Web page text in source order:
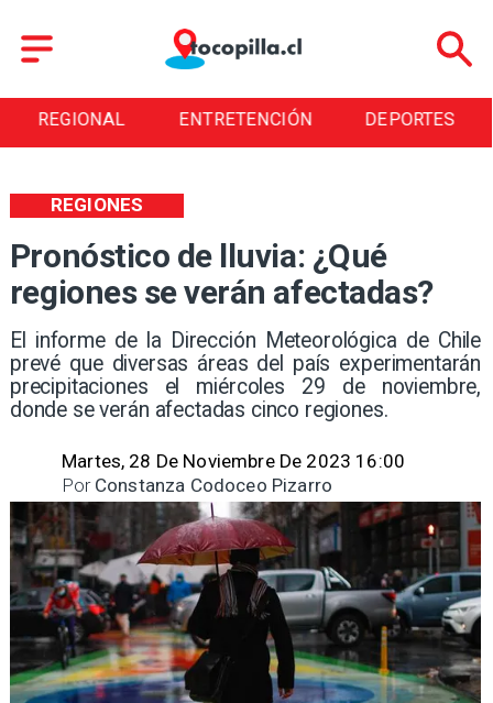
REGIONAL ENTRETENCIÓN DEPORTES
Pronóstico de lluvia: ¿Qué
regiones se verán afectadas?
El informe de la Dirección Meteorológica de Chile
prevé que diversas áreas del país experimentarán
precipitaciones el miércoles 29 de noviembre,
donde se verán afectadas cinco regiones.
REGIONES
Martes, 28 De Noviembre De 2023 16:00
Constanza Codoceo Pizarro
Por